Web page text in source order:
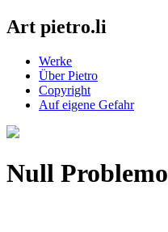
Art pietro.li
Werke
Über Pietro
Copyright
Auf eigene Gefahr
Null Problemo